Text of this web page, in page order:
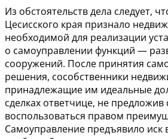
Из обстоятельств дела следует,
Цесисского края признало
необходимой для реализации
о самоуправлении функций —
сооружений. После принятия
решения, сособственники
принадлежащие им идеальные
сделках ответчице, не
воспользоваться правом
Самоуправление предъявило иск